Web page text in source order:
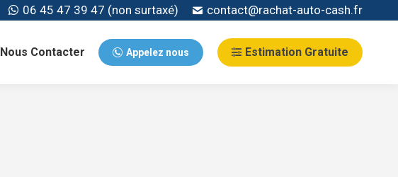
06 45 47 39 47 (non surtaxé) contact@rachat-auto-cash.fr
Nous Contacter Appelez nous Estimation Gratuite